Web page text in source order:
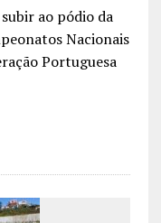
ao pódio da
Nacionais
Portuguesa